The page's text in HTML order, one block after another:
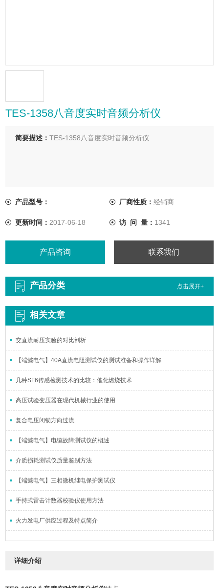
TES-1358八音度实时音频分析仪
简要描述：TES-1358八音度实时音频分析仪
产品型号： 厂商性质： 经销商
更新时间： 2017-06-18 访 问 量： 1341
产品咨询 联系我们
产品分类 点击展开+
相关文章
交直流耐压实验的对比剖析
【端懿电气】40A直流电阻测试仪的测试准备和操作详解
几种SF6传感检测技术的比较：催化燃烧技术
高压试验变压器在现代机械行业的使用
复合电压闭锁方向过流
【端懿电气】电缆故障测试仪的概述
介质损耗测试仪质量鉴别方法
【端懿电气】三相微机继电保护测试仪
手持式雷击计数器校验仪使用方法
火力发电厂供应过程及特点简介
详细介绍